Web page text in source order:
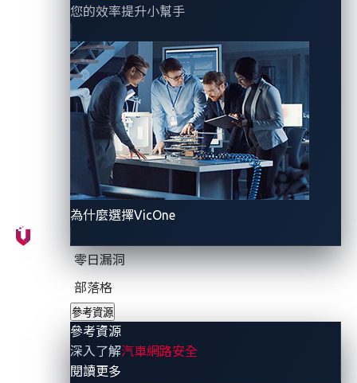
您的效率提升小幫手
為什麼選擇VicOne
零日漏洞
部落格
參考資源
參考資源
深入了解汽車網路安全
閱讀更多
異化的汽車威脅情報、簡化且安全的程式碼開發、強化
人員、安全與營運 (DevSecOps)的創新工作流程。
執行長鄭奕立表示：「作為車用資安領導廠商，
我們與微軟合作實現的DevSecOps工作流程，為軟體開
發人員和車廠製造商
(OEM)等提供了前所未有的好處。
開發人員可以用更有效率、更有效的途徑來推出經過驗
證的安全性的創新軟體解決方案，而車廠製造商不僅可
以對自己的軟體進行自我評估，還可以對複雜供應鏈中
供應商的解決方案進行評估。此次合作實現的端到端保
護將有望徹底翻轉汽車軟體生命週期和
Marketplace。」
VicOne xZETA已經整合到
GitHub，作為GitHub開發的